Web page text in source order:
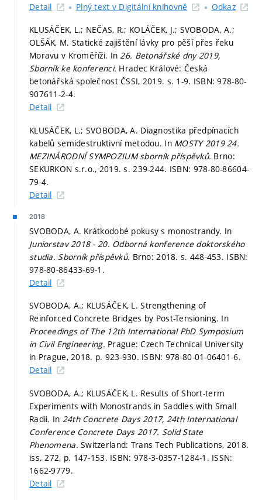
Detail
Plný text v Digitální knihovně Odkaz
KLUSÁČEK, L.; NEČAS, R.; KOLÁČEK, J.; SVOBODA, A.;
OLŠÁK, M. Statické zajištění lávky pro pěší přes řeku
Moravu v Kroměříži. In26. Betonářské dny 2019,
Sborník ke konferenci. Hradec Králové: Česká
betonářská společnost ČSSI, 2019. s. 1-9. ISBN: 978-80-
907611-2-4.
Detail
KLUSÁČEK, L.; SVOBODA, A. Diagnostika předpínacích
kabelů semidestruktivní metodou. In MOSTY 2019 24.
MEZINÁRODNÍ SYMPOZIUM sborník příspěvků. Brno:
SEKURKON s.r.o., 2019.s. 239-244. ISBN: 978-80-86604-
79-4.
Detail
2018
SVOBODA, A. Krátkodobé pokusy s monostrandy. In
Juniorstav 2018 - 20. Odborná konference doktorského
studia. Sborník příspěvků. Brno: 2018. s. 448-453. ISBN:
978-80-86433-69-1.
Detail
SVOBODA, A.; KLUSÁČEK, L. Strengthening of
Reinforced Concrete Bridges by Post-Tensioning. In
Proceedings of The 12th International PhD Symposium
in Civil Engineering. Prague: Czech Technical University
in Prague, 2018. p. 923-930. ISBN: 978-80-01-06401-6.
Detail
SVOBODA, A.; KLUSÁČEK, L. Results of Short-term
Experiments with Monostrands in Saddles with Small
Radii. In 24th Concrete Days 2017, 24th International
Conference Concrete Days 2017. Solid State
Phenomena.Switzerland: Trans Tech Publications, 2018.
iss. 272, p. 147-153. ISBN: 978-3-0357-1284-1. ISSN:
1662-9779.
Detail